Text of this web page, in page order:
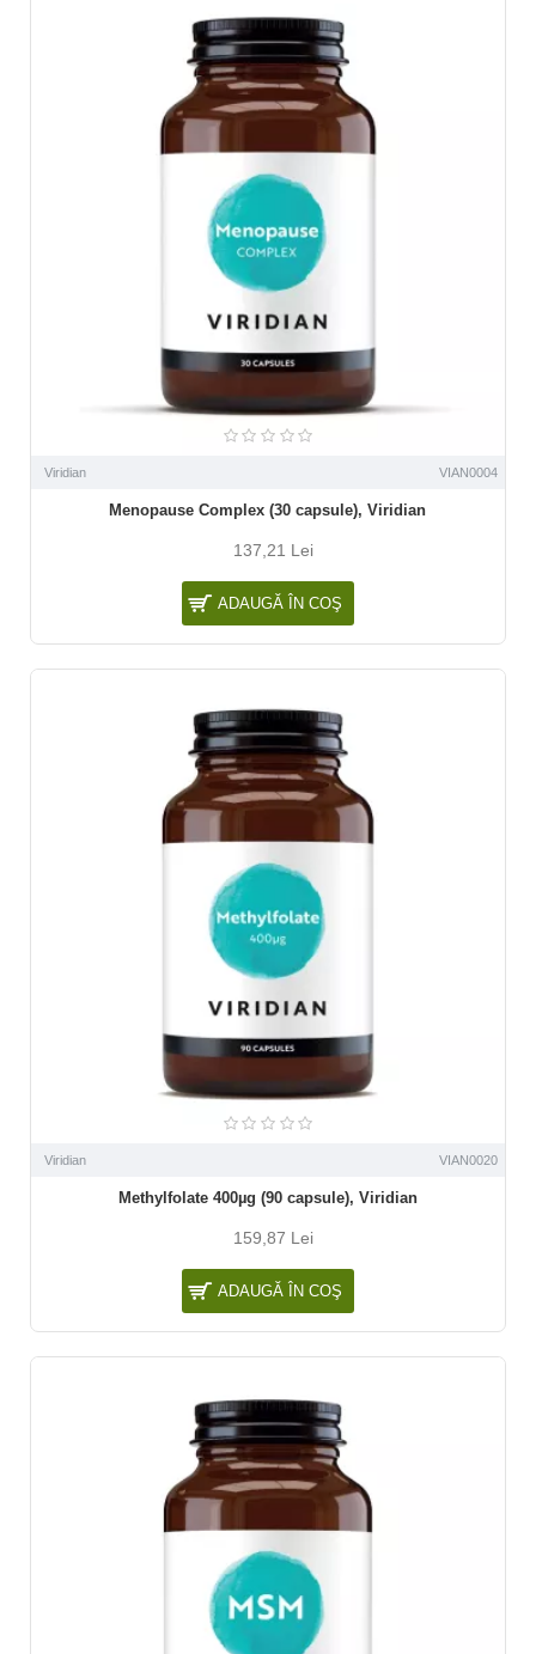
Viridian VIAN0004
Menopause Complex (30 capsule), Viridian
137,21 Lei
ADAUGĂ ÎN COŞ
Viridian VIAN0020
Methylfolate 400µg (90 capsule), Viridian
159,87 Lei
ADAUGĂ ÎN COŞ